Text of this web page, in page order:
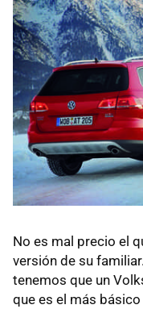
No es mal precio el
versión de su
tenemos que un
que es el más